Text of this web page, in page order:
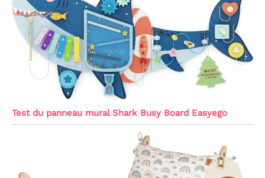
Test du panneau mural Shark Busy Board Easyego